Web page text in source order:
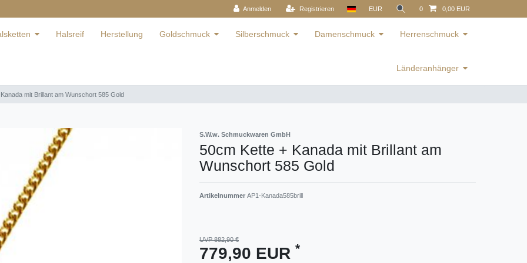
Anmelden Registrieren EUR 0 0,00 EUR
Halsreif Herstellung Goldschmuck Silberschmuck Damenschmuck Herrenschmuck
Länderanhänger
mit Brillant am Wunschort 585 Gold
S.W.w. Schmuckwaren GmbH
50cm Kette + Kanada mit Brillant am
Wunschort 585 Gold
Artikelnummer AP1-Kanada585brill
UVP 882,90 €
779,90 EUR *